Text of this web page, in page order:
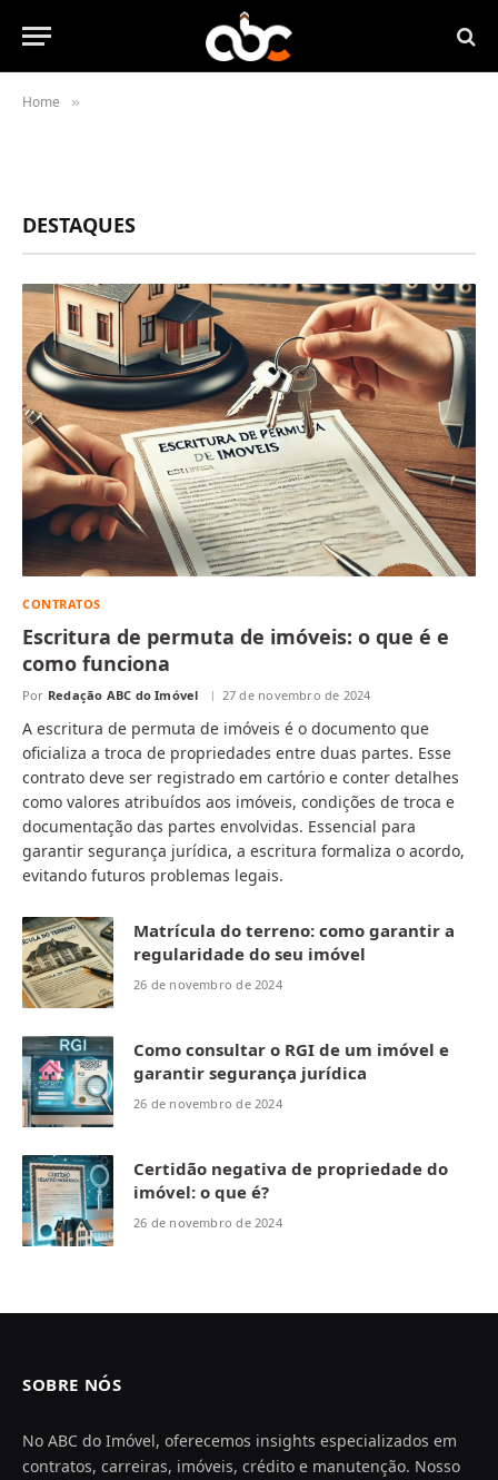
Home »
DESTAQUES
CONTRATOS
Escritura de permuta de imóveis: o que é e
como funciona
Por Redação ABC do Imóvel 27 de novembro de 2024
A escritura de permuta de imóveis é o documento que
oficializa a troca de propriedades entre duas partes. Esse
contrato deve ser registrado em cartório e conter detalhes
como valores atribuídos aos imóveis, condições de troca e
documentação das partes envolvidas. Essencial para
garantir segurança jurídica, a escritura formaliza o acordo,
evitando futuros problemas legais.
Matrícula do terreno: como garantir a
regularidade do seu imóvel
26 de novembro de 2024
Como consultar o RGI de um imóvel e
garantir segurança jurídica
26 de novembro de 2024
Certidão negativa de propriedade do
imóvel: o que é?
26 de novembro de 2024
SOBRE NÓS
No ABC do Imóvel, oferecemos insights especializados em
contratos, carreiras, imóveis, crédito e manutenção. Nosso